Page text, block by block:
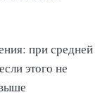
при средней
этого не